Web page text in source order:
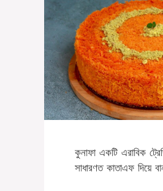
কুনাফা একটি এরাবিক
সাধারণত কাতাএফ দিয়ে